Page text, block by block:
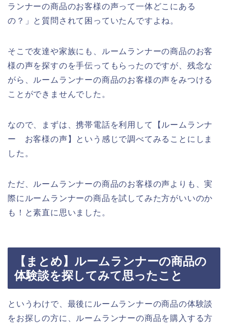
ランナーの商品のお客様の声って一体どこにある
の？」と質問されて困っていたんですよね。
そこで友達や家族にも、ルームランナーの商品のお客
様の声を探すのを手伝ってもらったのですが、残念な
がら、ルームランナーの商品のお客様の声をみつける
ことができませんでした。
なので、まずは、携帯電話を利用して【ルームランナ
ー お客様の声】という感じで調べてみることにしま
した。
ただ、ルームランナーの商品のお客様の声よりも、実
際にルームランナーの商品を試してみた方がいいのか
も！と素直に思いました。
【まとめ】ルームランナーの商品の
体験談を探してみて思ったこと
というわけで、最後にルームランナーの商品の体験談
をお探しの方に、ルームランナーの商品を購入する方